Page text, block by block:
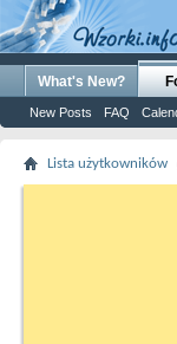
What's New?
New Posts FAQ
Lista użytkowników